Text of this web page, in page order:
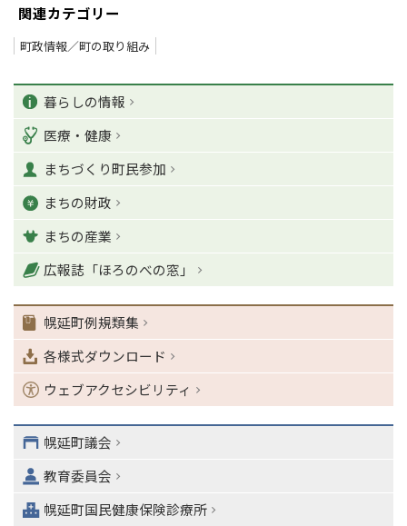
関連カテゴリー
町政情報／町の取り組み
カ
テ
ゴ
リ
ー
暮らしの情報
医療・健康
まちづくり町民参加
まちの財政
まちの産業
広報誌「ほろのべの窓」
幌延町例規類集
各様式ダウンロード
ウェブアクセシビリティ
幌延町議会
教育委員会
幌延町国民健康保険診療所